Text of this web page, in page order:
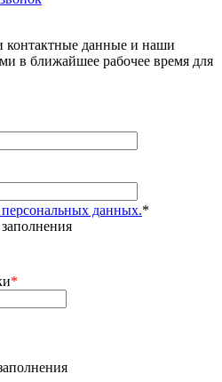
контактные данные и наши
в ближайшее рабочее время для
персональных данных.*
*